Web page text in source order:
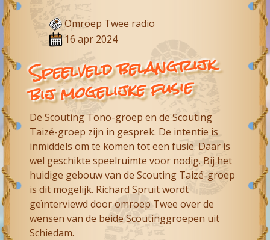
Omroep Twee radio
16 apr 2024
Speelveld belangrijk
bij mogelijke fusie
De Scouting Tono-groep en de Scouting
Taizé-groep zijn in gesprek. De intentie is
inmiddels om te komen tot een fusie. Daar is
wel geschikte speelruimte voor nodig. Bij het
huidige gebouw van de Scouting Taizé-groep
is dit mogelijk. Richard Spruit wordt
geïnterviewd door omroep Twee over de
wensen van de beide Scoutinggroepen uit
Schiedam.